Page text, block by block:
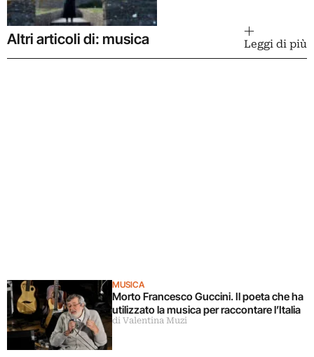
Altri articoli di: musica Leggi di più
MUSICA
Morto Francesco Guccini. Il poeta che ha
utilizzato la musica per raccontare l’Italia
di Valentina Muzi